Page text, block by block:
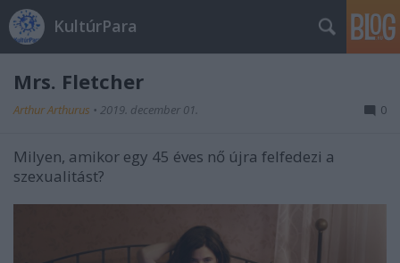
KultúrPara
Mrs. Fletcher
Arthur Arthurus • 2019. december 01. 0
Milyen, amikor egy 45 éves nő újra felfedezi a
szexualitást?